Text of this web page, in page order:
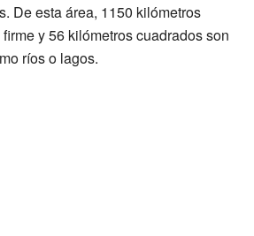
De esta área, 1150 kilómetros
y 56 kilómetros cuadrados son
ríos o lagos.